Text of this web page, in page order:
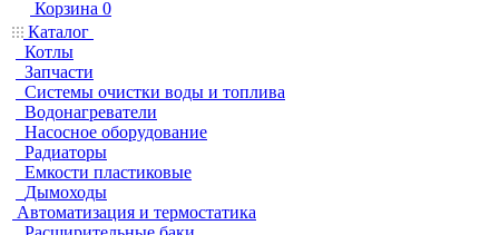
Корзина 0
Каталог
Котлы
Запчасти
Системы очистки воды и топлива
Водонагреватели
Насосное оборудование
Радиаторы
Емкости пластиковые
Дымоходы
Автоматизация и термостатика